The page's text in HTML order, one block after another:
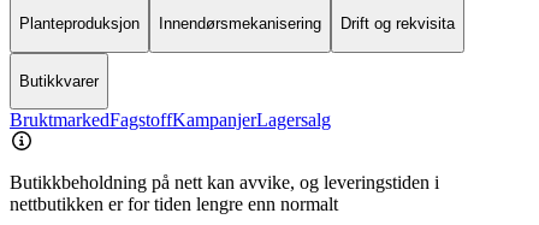
Planteproduksjon Innendørsmekanisering Drift og rekvisita
Butikkvarer
BruktmarkedFagstoffKampanjerLagersalg
Butikkbeholdning på nett kan avvike, og leveringstiden i
nettbutikken er for tiden lengre enn normalt